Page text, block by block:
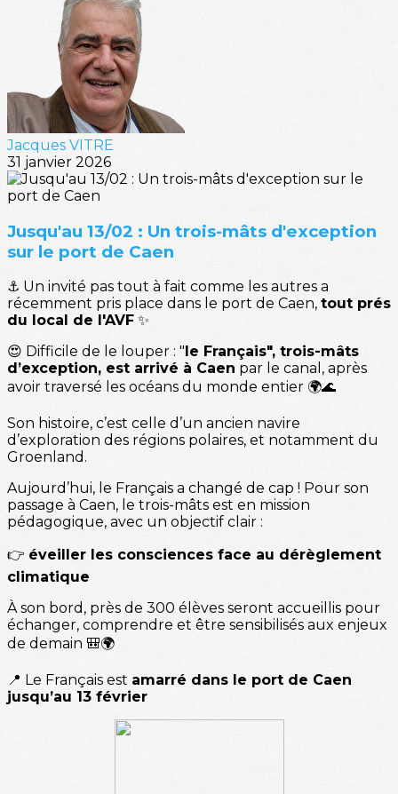
Jacques VITRE
31 janvier 2026
Jusqu'au 13/02 : Un trois-mâts d'exception
sur le port de Caen
⚓ Un invité pas tout à fait comme les autres a
récemment pris place dans le port de Caen, tout prés
du local de l'AVF ✨
😍 Difficile de le louper : " le Français", trois-mâts
d’exception, est arrivé à Caen par le canal, après
avoir traversé les océans du monde entier 🌍🌊
Son histoire, c’est celle d’un ancien navire
d’exploration des régions polaires, et notamment du
Groenland.
Aujourd’hui, le Français a changé de cap ! Pour son
passage à Caen, le trois-mâts est en mission
pédagogique, avec un objectif clair :
👉 éveiller les consciences face au dérèglement
climatique
À son bord, près de 300 élèves seront accueillis pour
échanger, comprendre et être sensibilisés aux enjeux
de demain 🎒🌍
📍 Le Français est amarré dans le port de Caen
jusqu’au 13 février